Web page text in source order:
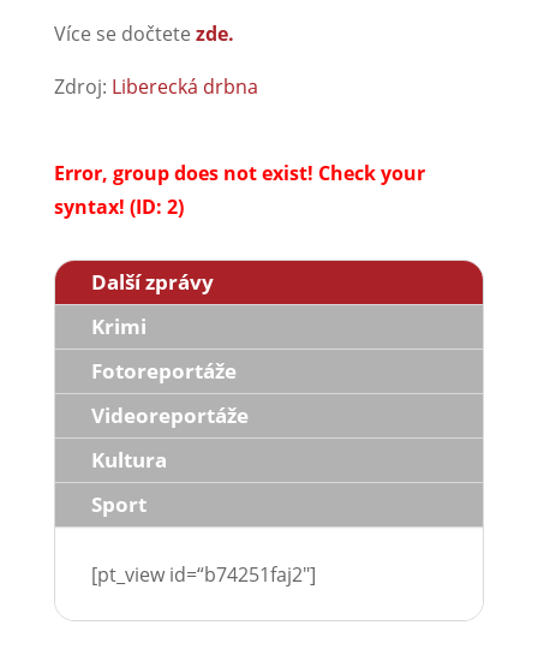
Více se dočtete zde.
Zdroj: Liberecká drbna
Error, group does not exist! Check your
syntax! (ID: 2)
Další zprávy
Krimi
Fotoreportáže
Videoreportáže
Kultura
Sport
[pt_view id=“b74251faj2″]